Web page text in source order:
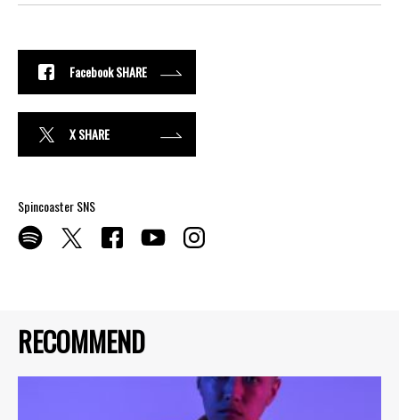
RECOMMEND
Facebook SHARE
X SHARE
Spincoaster SNS